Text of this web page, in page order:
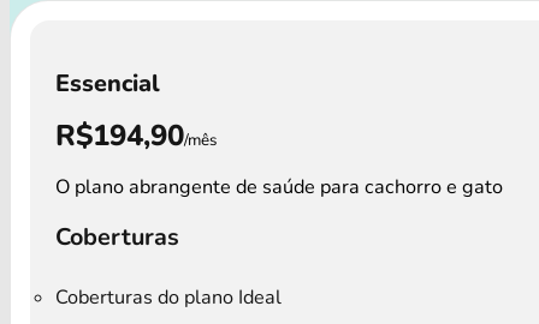
Essencial
R$194,90/mês
O plano abrangente de saúde para cachorro e gato
Coberturas
Coberturas do plano Ideal